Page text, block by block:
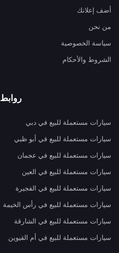
أضف إعلانك
من نحن
سياسة الخصوصية
الشروط والأحكام
روابط
سيارات مستعملة للبيع في دبي
سيارات مستعملة للبيع في أبو ظبي
سيارات مستعملة للبيع في عجمان
سيارات مستعملة للبيع في العين
سيارات مستعملة للبيع في الفجيرة
سيارات مستعملة للبيع في رأس الخيمة
سيارات مستعملة للبيع في الشارقة
سيارات مستعملة للبيع في أم القيوين